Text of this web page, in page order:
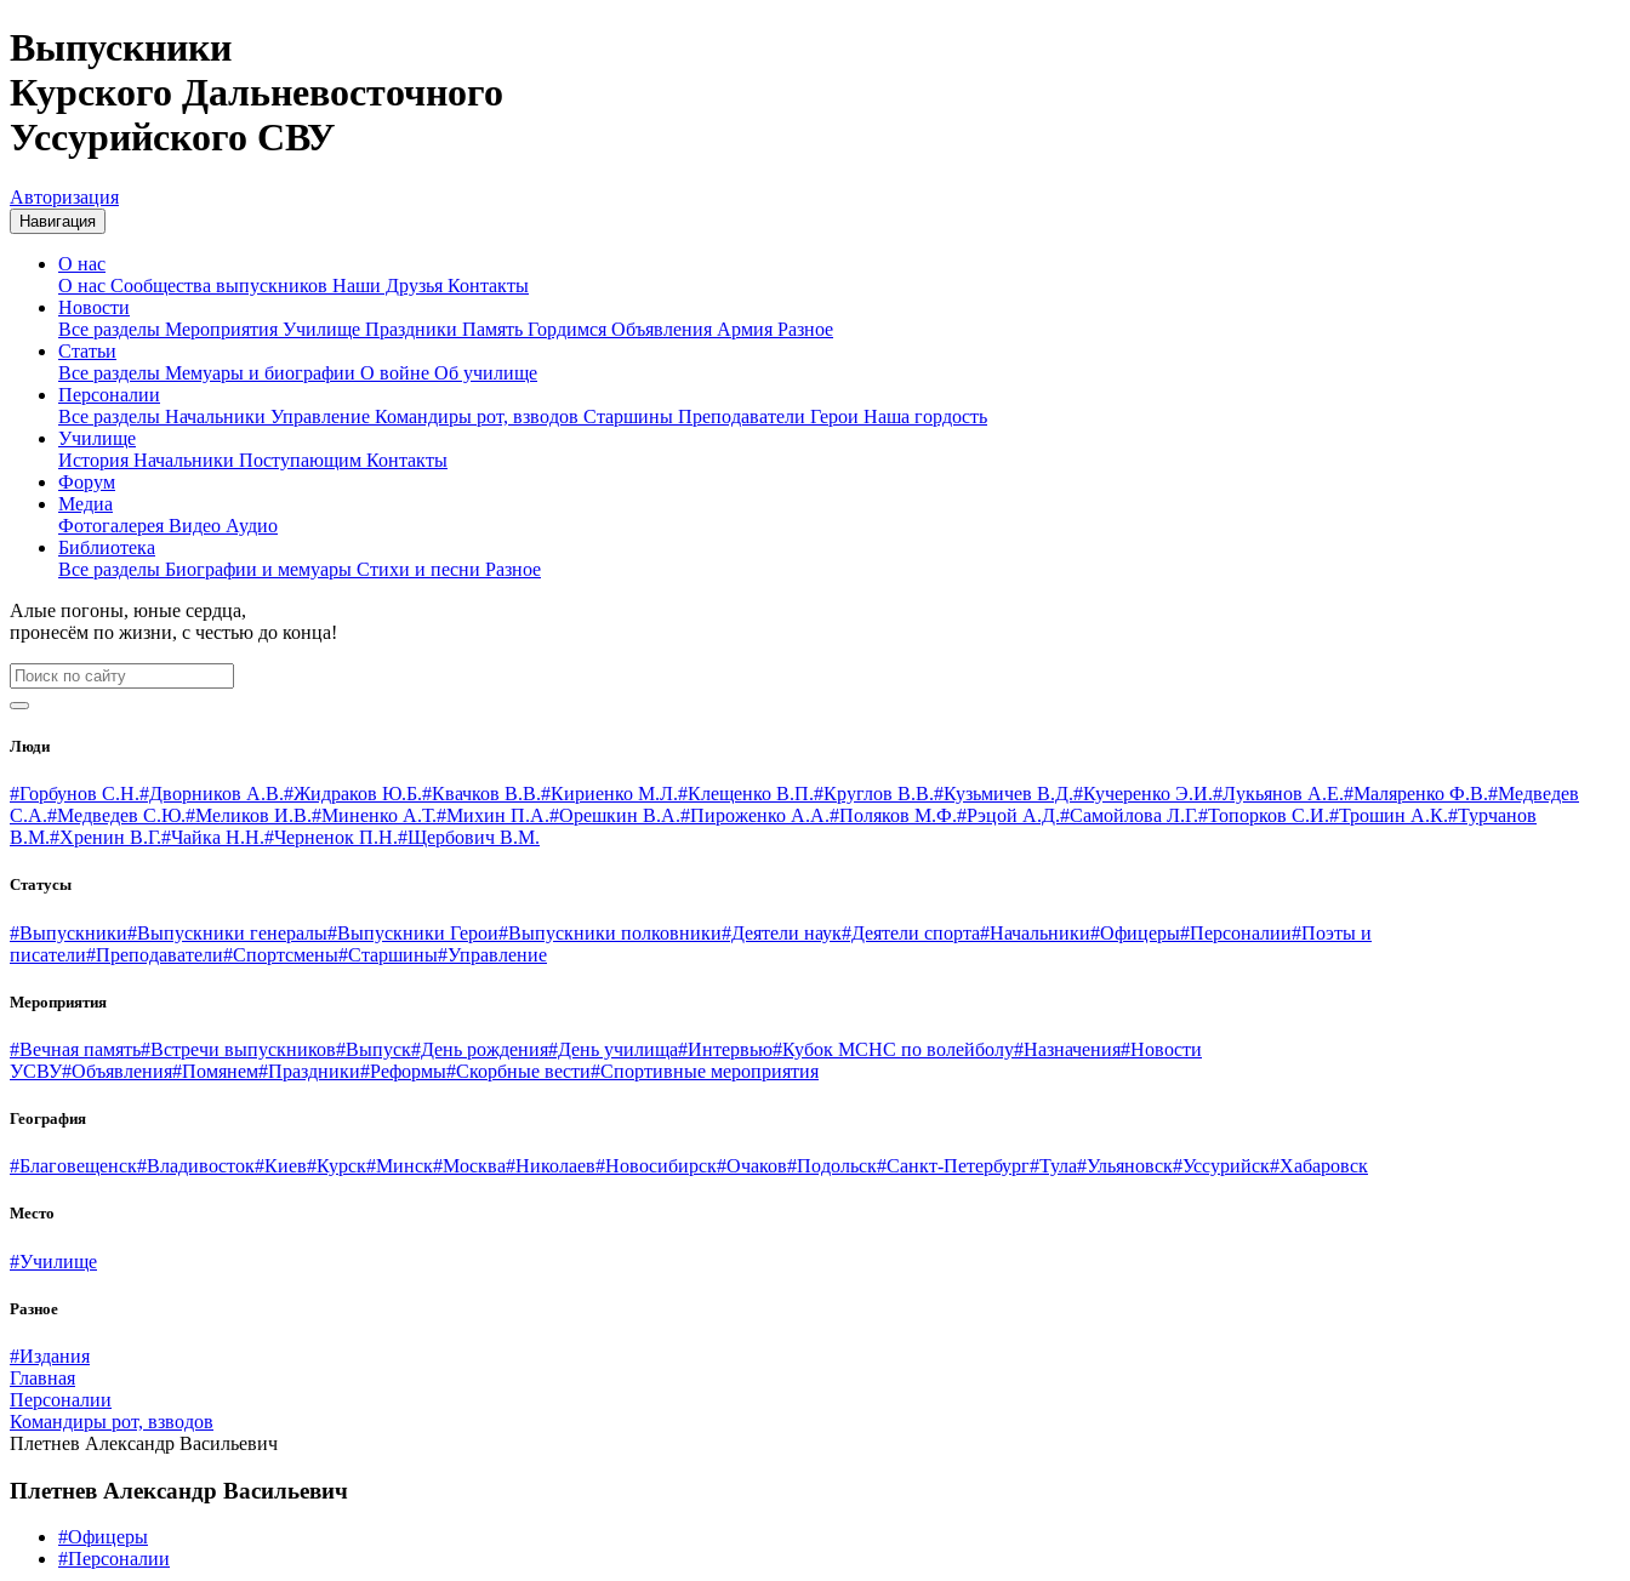
Выпускники
Курского Дальневосточного
Уссурийского СВУ
Авторизация
Навигация
О нас
О нас Сообщества выпускников Наши Друзья Контакты
Новости
Все разделы Мероприятия Училище Праздники Память Гордимся Объявления Армия Разное
Статьи
Все разделы Мемуары и биографии О войне Об училище
Персоналии
Все разделы Начальники Управление Командиры рот, взводов Старшины Преподаватели Герои Наша гордость
Училище
История Начальники Поступающим Контакты
Форум
Медиа
Фотогалерея Видео Аудио
Библиотека
Все разделы Биографии и мемуары Стихи и песни Разное
Алые погоны, юные сердца,
пронесём по жизни, с честью до конца!
Люди
#Горбунов С.Н.#Дворников А.В.#Жидраков Ю.Б.#Квачков В.В.#Кириенко М.Л.#Клещенко В.П.#Круглов В.В.#Кузьмичев В.Д.#Кучеренко Э.И.#Лукьянов А.Е.#Маляренко Ф.В.#Медведев
С.А.#Медведев С.Ю.#Меликов И.В.#Миненко А.Т.#Михин П.А.#Орешкин В.А.#Пироженко А.А.#Поляков М.Ф.#Рэцой А.Д.#Самойлова Л.Г.#Топорков С.И.#Трошин А.К.#Турчанов
В.М.#Хренин В.Г.#Чайка Н.Н.#Черненок П.Н.#Щербович В.М.
Статусы
#Выпускники#Выпускники генералы#Выпускники Герои#Выпускники полковники#Деятели наук#Деятели спорта#Начальники#Офицеры#Персоналии#Поэты и
писатели#Преподаватели#Спортсмены#Старшины#Управление
Мероприятия
#Вечная память#Встречи выпускников#Выпуск#День рождения#День училища#Интервью#Кубок МСНС по волейболу#Назначения#Новости
УСВУ#Объявления#Помянем#Праздники#Реформы#Скорбные вести#Спортивные мероприятия
География
#Благовещенск#Владивосток#Киев#Курск#Минск#Москва#Николаев#Новосибирск#Очаков#Подольск#Санкт-Петербург#Тула#Ульяновск#Уссурийск#Хабаровск
Место
#Училище
Разное
#Издания
Главная
Персоналии
Командиры рот, взводов
Плетнев Александр Васильевич
Плетнев Александр Васильевич
#Офицеры
#Персоналии